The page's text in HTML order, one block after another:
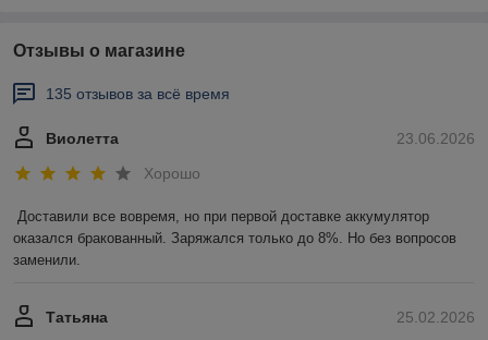
Отзывы о магазине
135 отзывов за всё время
23.06.2026
Виолетта
Хорошо
Доставили все вовремя, но при первой доставке аккумулятор
оказался бракованный. Заряжался только до 8%. Но без вопросов
заменили.
25.02.2026
Татьяна